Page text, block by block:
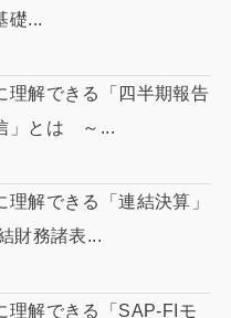
礎...
理解できる「四半期報告
」とは ～...
理解できる「連結決算」
財務諸表...
理解できる「SAP-FIモ